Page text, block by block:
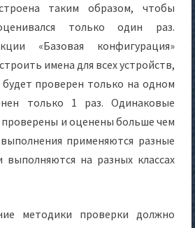
таким образом, чтобы
только один раз.
«Базовая конфигурация»
имена для всех устройств,
проверен только на одном
только 1 раз. Одинаковые
и оценены больше чем
применяются разные
выполняются на разных классах
методики проверки должно